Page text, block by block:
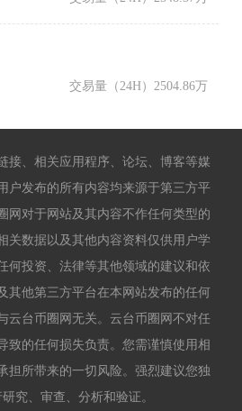
交易量（24H） 2504.86万
接、相关应用程序、论坛、博客等媒
户发布的所有内容均来源于第三方平
网对于网站及其内容不作任何类型的
关数据以及其他内容资料仅供用户学
何投资、法律等其他领域的建议和依
其他第三方平台在本网站发布的任何
云台币圈网无关。云台币圈网不对任
致的任何损失负责。您需谨慎使用相
担所带来的一切风险。强烈建议您独
究、审查、分析和验证。